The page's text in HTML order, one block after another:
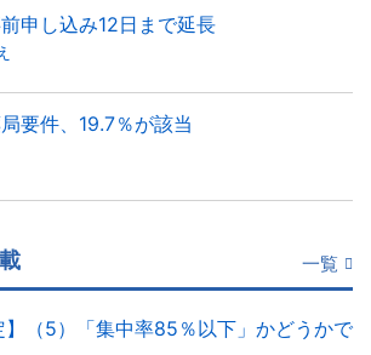
申し込み12日まで延長
要件、19.7％が該当
一覧
】（5）「集中率85％以下」かどうかで